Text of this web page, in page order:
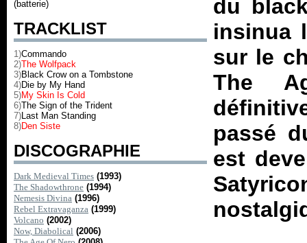
(batterie)
TRACKLIST
1)Commando
2)The Wolfpack
3)Black Crow on a Tombstone
4)Die by My Hand
5)My Skin Is Cold
6)The Sign of the Trident
7)Last Man Standing
8)Den Siste
DISCOGRAPHIE
Dark Medieval Times (1993)
The Shadowthrone (1994)
Nemesis Divina (1996)
Rebel Extravaganza (1999)
Volcano (2002)
Now, Diabolical (2006)
du
insinua
sur le
The
passé
est